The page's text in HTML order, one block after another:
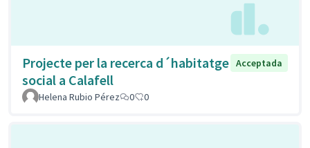
Projecte per la recerca d´habitatge
social a Calafell
Acceptada
Helena Rubio Pérez 0 0